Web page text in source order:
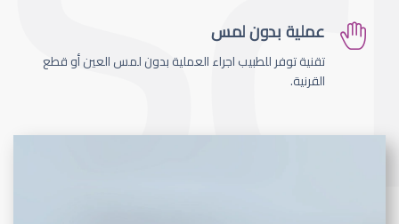
عملية بدون لمس
تقنية توفر للطبيب اجراء العملية بدون لمس العين أو قطع
القرنية.